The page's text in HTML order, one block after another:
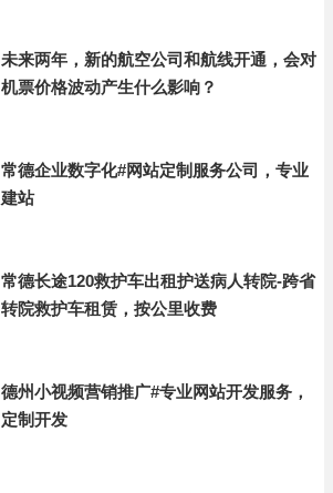
未来两年，新的航空公司和航线开通，会对
机票价格波动产生什么影响？
常德企业数字化#网站定制服务公司，专业
建站
常德长途120救护车出租护送病人转院-跨省
转院救护车租赁，按公里收费
德州小视频营销推广#专业网站开发服务，
定制开发